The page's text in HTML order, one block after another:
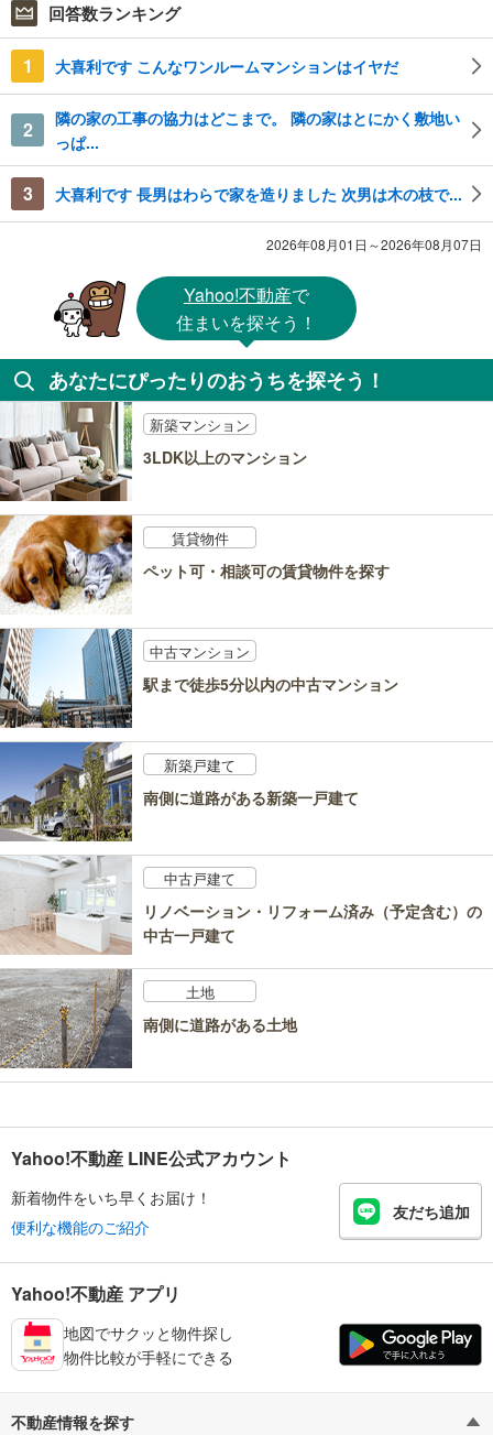
回答数ランキング
1 大喜利です こんなワンルームマンションはイヤだ
2
隣の家の工事の協力はどこまで。 隣の家はとにかく敷地い
っぱ...
3 大喜利です 長男はわらで家を造りました 次男は木の枝で...
2026年08月01日～2026年08月07日
Yahoo!不動産で
住まいを探そう！
あなたにぴったりのおうちを探そう！
新築マンション
3LDK以上のマンション
賃貸物件
ペット可・相談可の賃貸物件を探す
中古マンション
駅まで徒歩5分以内の中古マンション
新築戸建て
南側に道路がある新築一戸建て
中古戸建て
リノベーション・リフォーム済み（予定含む）の
中古一戸建て
土地
南側に道路がある土地
Yahoo!不動産 LINE公式アカウント
新着物件をいち早くお届け！
便利な機能のご紹介
友だち追加
Yahoo!不動産 アプリ
地図でサクッと物件探し
物件比較が手軽にできる
不動産情報を探す